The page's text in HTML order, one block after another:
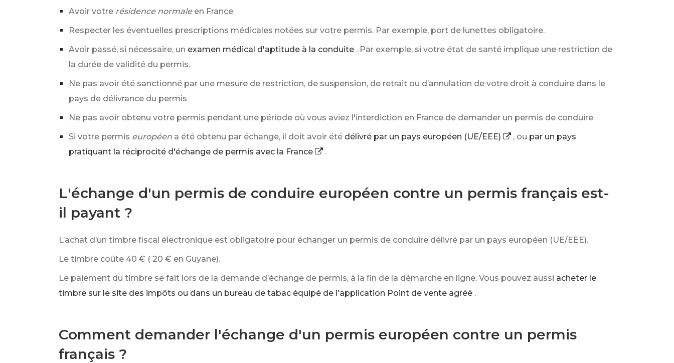
Avoir votre résidence normale en France
Respecter les éventuelles prescriptions médicales notées sur votre permis. Par exemple, port de lunettes obligatoire.
Avoir passé, si nécessaire, un examen médical d'aptitude à la conduite . Par exemple, si votre état de santé implique une restriction de
la durée de validité du permis.
Ne pas avoir été sanctionné par une mesure de restriction, de suspension, de retrait ou d’annulation de votre droit à conduire dans le
pays de délivrance du permis
Ne pas avoir obtenu votre permis pendant une période où vous aviez l'interdiction en France de demander un permis de conduire
Si votre permis européen a été obtenu par échange, il doit avoir été délivré par un pays européen (UE/EEE) , ou par un pays
pratiquant la réciprocité d'échange de permis avec la France
.
L'échange d'un permis de conduire européen contre un permis français est-
il payant ?
L’achat d’un timbre fiscal électronique est obligatoire pour échanger un permis de conduire délivré par un pays européen (UE/EEE).
Le timbre coûte 40 € ( 20 € en Guyane).
Le paiement du timbre se fait lors de la demande d’échange de permis, à la fin de la démarche en ligne. Vous pouvez aussi acheter le
timbre sur le site des impôts ou dans un bureau de tabac équipé de l'application Point de vente agréé .
Comment demander l'échange d'un permis européen contre un permis
français ?